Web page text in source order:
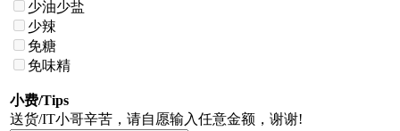
少油少盐
少辣
免糖
免味精
小费/Tips
送货/IT小哥辛苦，请自愿输入任意金额，谢谢!